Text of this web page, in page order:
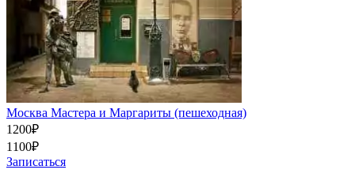
Москва Мастера и Маргариты (пешеходная)
1200₽
1100₽
Записаться